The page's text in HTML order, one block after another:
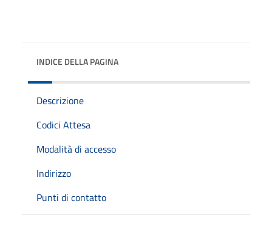
INDICE DELLA PAGINA
Descrizione
Codici Attesa
Modalità di accesso
Indirizzo
Punti di contatto